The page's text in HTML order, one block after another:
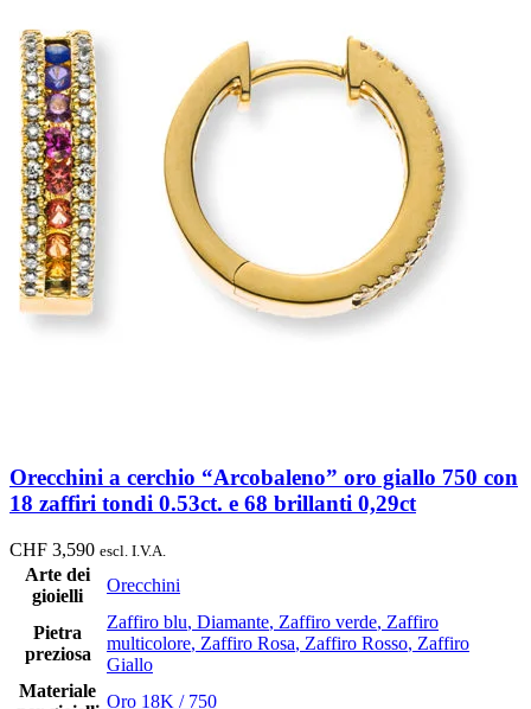
Orecchini a cerchio “Arcobaleno” oro giallo 750 con
18 zaffiri tondi 0.53ct. e 68 brillanti 0,29ct
CHF 3,590 escl. I.V.A.
Arte dei
gioielli
Orecchini
Pietra
preziosa
Zaffiro blu, Diamante, Zaffiro verde, Zaffiro
multicolore, Zaffiro Rosa, Zaffiro Rosso, Zaffiro
Giallo
Materiale
Oro 18K / 750